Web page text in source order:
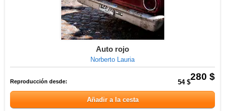
Auto rojo
Norberto Lauria
280 $
Reproducción desde: 54 $
Añadir a la cesta